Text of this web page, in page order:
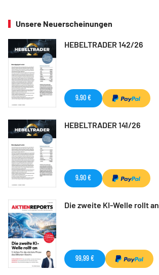
Unsere Neuerscheinungen
HEBELTRADER 142/26
9,90 €
HEBELTRADER 141/26
9,90 €
Die zweite KI-Welle rollt an
99,99 €